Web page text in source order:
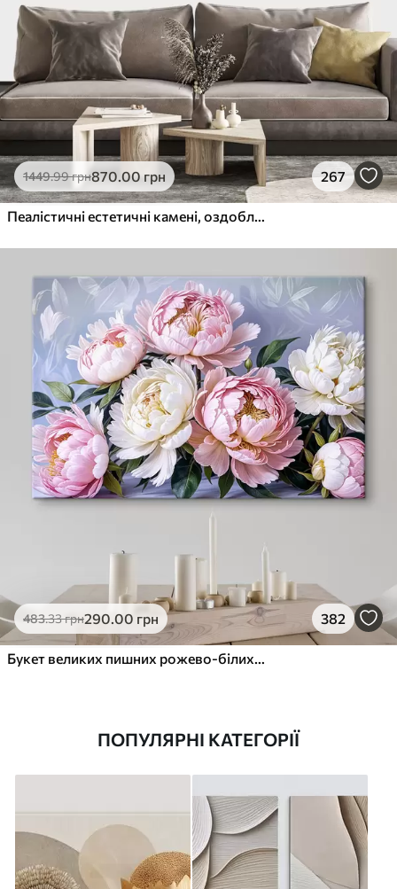
1449.99грн870.00 грн 267
Пеалістичні естетичні камені, оздоблення будинку, природне освітлення
483.33грн290.00 грн 382
Букет великих пишних рожево-білих квітів півонії із зеленим листям на м’якому розмитому фоні
ПОПУЛЯРНІ КАТЕГОРІЇ